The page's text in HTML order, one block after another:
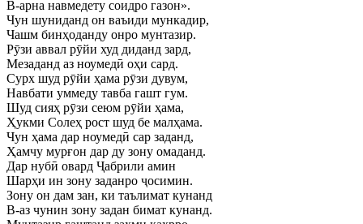
В-арна навмедету соидро газон».
Чун шуниданд он ваъиди мункадир,
Чашм бинҳоданду онро мунтазир.
Рӯзи аввал рӯйи худ диданд зард,
Мезаданд аз ноумедӣ оҳи сард.
Сурх шуд рӯйи ҳама рӯзи дувум,
Навбати уммеду тавба гашт гум.
Шуд сияҳ рӯзи сеюм рӯйи ҳама,
Ҳукми Солеҳ рост шуд бе малҳама.
Чун ҳама дар ноумедӣ сар заданд,
Ҳамчу мурғон дар ду зону омаданд.
Дар нубӣ овард Ҷабрили амин
Шарҳи ин зону заданро ҷосимин.
Зону он дам зан, ки таълимат кунанд
В-аз чунин зону задан бимат кунанд.